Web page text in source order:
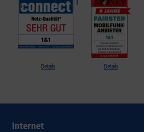
Details Details
Internet